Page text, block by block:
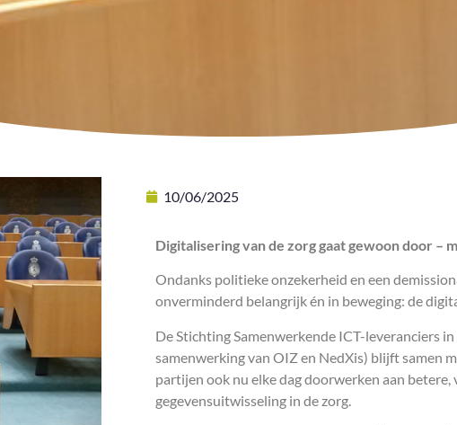
10/06/2025
Digitalisering van de zorg gaat gewoon door –
Ondanks politieke onzekerheid en een
onverminderd belangrijk én in beweging: de
De Stichting Samenwerkende ICT-leveranciers in
samenwerking van OIZ en NedXis) blijft samen
partijen ook nu elke dag doorwerken aan betere,
gegevensuitwisseling in de zorg.